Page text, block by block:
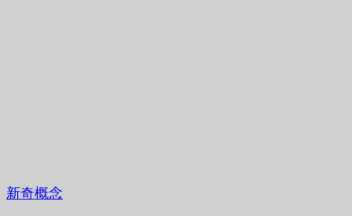
新奇概念